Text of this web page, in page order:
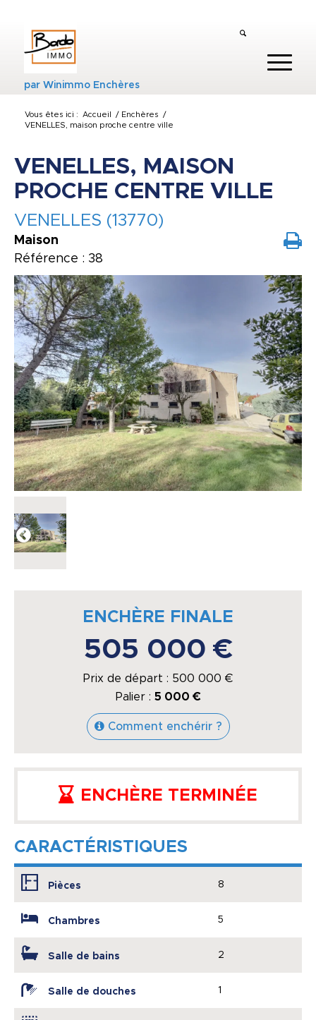
parWinimmo Enchères
Vous êtes ici : Accueil / Enchères
/
VENELLES, maison proche centre ville
VENELLES, MAISON
PROCHE CENTRE VILLE
VENELLES (13770)
Maison
Référence : 38
ENCHÈRE FINALE
505 000 €
Prix de départ : 500 000 €
Palier : 5 000 €
Comment enchérir ?
ENCHÈRE TERMINÉE
CARACTÉRISTIQUES
Pièces 8
Chambres 5
Salle de bains 2
Salle de douches 1